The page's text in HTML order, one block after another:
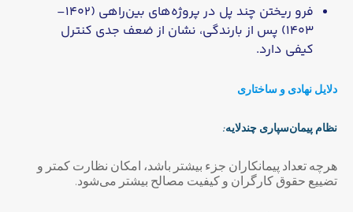
فرو ریختن چند پل در پروژه‌های بین‌راهی (۱۴۰۲–
۱۴۰۳) پس از بارندگی، نشان از ضعف جدی کنترل
کیفی دارد.
دلایل نهادی و ساختاری
نظام پیمان‌سپاری چند‌لایه:
هرچه تعداد پیمانکاران جزء بیشتر باشد، امکان نظارت کمتر و
تضییع حقوق کارگران و کیفیت مصالح بیشتر می‌شود.